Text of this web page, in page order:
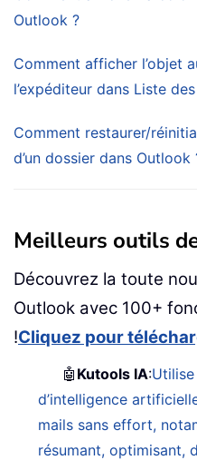
Outlook ?
Comment afficher l’objet
l’expéditeur dans Liste
Comment restaurer/
d’un dossier dans Outlook
Meilleurs outils
Découvrez la toute
Outlook avec 100+
!Cliquez pour
🤖 Kutools IA:
d’intelligence
mails sans effort,
résumant, optimisant,